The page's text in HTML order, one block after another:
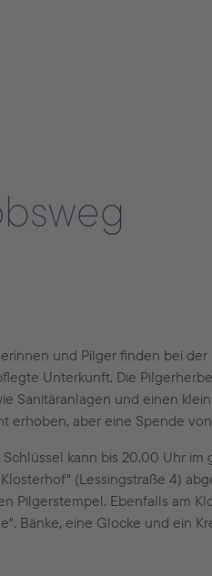
und Pilger finden bei
Unterkunft. Die
Sanitäranlagen und einen
erhoben, aber eine Spende
Schlüssel kann bis 20.00 Uhr
(Lessingstraße 4)
Pilgerstempel. Ebenfalls am
Bänke, eine Glocke und ein